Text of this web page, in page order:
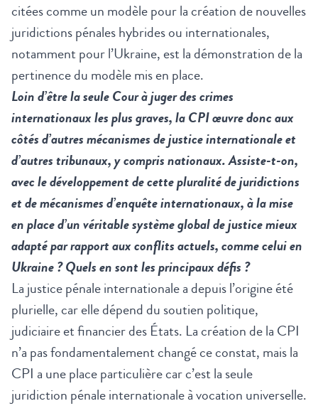
citées comme un modèle pour la création de nouvelles
juridictions pénales hybrides ou internationales,
notamment pour l’Ukraine, est la démonstration de la
pertinence du modèle mis en place.
Loin d’être la seule Cour à juger des crimes
internationaux les plus graves, la CPI œuvre donc aux
côtés d’autres mécanismes de justice internationale et
d’autres tribunaux, y compris nationaux. Assiste-t-on,
avec le développement de cette pluralité de juridictions
et de mécanismes d’enquête internationaux, à la mise
en place d’un véritable système global de justice mieux
adapté par rapport aux conflits actuels, comme celui en
Ukraine ? Quels en sont les principaux défis ?
La justice pénale internationale a depuis l’origine été
plurielle, car elle dépend du soutien politique,
judiciaire et financier des États. La création de la CPI
n’a pas fondamentalement changé ce constat, mais la
CPI a une place particulière car c’est la seule
juridiction pénale internationale à vocation universelle.